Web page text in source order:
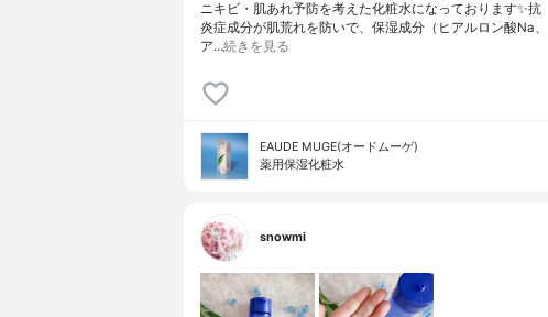
ニキビ・肌あれ予防を考えた化粧水になっております✨抗
炎症成分が肌荒れを防いで、保湿成分（ヒアルロン酸Na、
ア…続きを見る
EAUDE MUGE(オードムーゲ)
薬用保湿化粧水
snowmi